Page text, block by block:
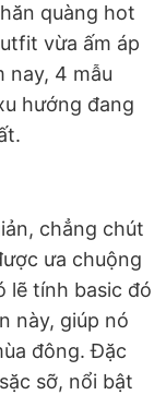
quàng hot
vừa ấm áp
nay, 4 mẫu
hướng đang
chẳng chút
ưa chuộng
lẽ tính basic đó
này, giúp nó
đông. Đặc
sỡ, nổi bật